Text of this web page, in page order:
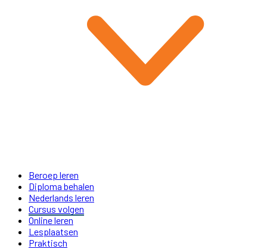
Beroep leren
Diploma behalen
Nederlands leren
Cursus volgen
Online leren
Lesplaatsen
Praktisch